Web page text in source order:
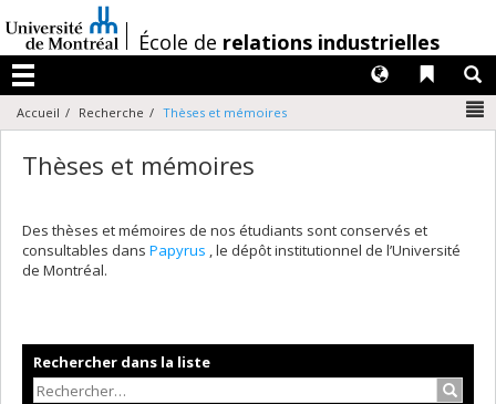
au
contenu
/École de relations industrielles
Menu
Liens
Langues
Accueil Recherche Thèses et mémoires
Thèses et mémoires
Des thèses et mémoires de nos étudiants sont conservés et
consultables dans Papyrus , le dépôt institutionnel de l’Université
de Montréal.
Rechercher dans la liste